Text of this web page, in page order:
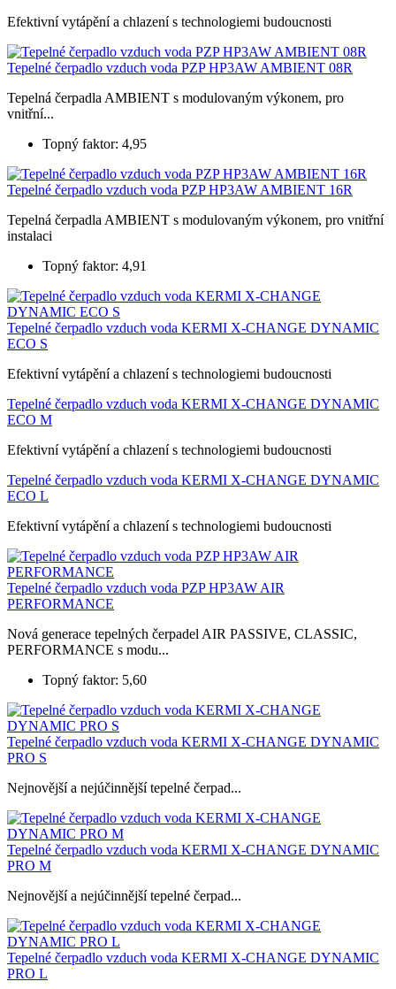
Efektivní vytápění a chlazení s technologiemi budoucnosti
Tepelné čerpadlo vzduch voda PZP HP3AW AMBIENT 08R
Tepelná čerpadla AMBIENT s modulovaným výkonem, pro
vnitřní...
Topný faktor: 4,95
Tepelné čerpadlo vzduch voda PZP HP3AW AMBIENT 16R
Tepelná čerpadla AMBIENT s modulovaným výkonem, pro vnitřní
instalaci
Topný faktor: 4,91
Tepelné čerpadlo vzduch voda KERMI X-CHANGE DYNAMIC
ECO S
Efektivní vytápění a chlazení s technologiemi budoucnosti
Tepelné čerpadlo vzduch voda KERMI X-CHANGE DYNAMIC
ECO M
Efektivní vytápění a chlazení s technologiemi budoucnosti
Tepelné čerpadlo vzduch voda KERMI X-CHANGE DYNAMIC
ECO L
Efektivní vytápění a chlazení s technologiemi budoucnosti
Tepelné čerpadlo vzduch voda PZP HP3AW AIR
PERFORMANCE
Nová generace tepelných čerpadel AIR PASSIVE, CLASSIC,
PERFORMANCE s modu...
Topný faktor: 5,60
Tepelné čerpadlo vzduch voda KERMI X-CHANGE DYNAMIC
PRO S
Nejnovější a nejúčinnější tepelné čerpad...
Tepelné čerpadlo vzduch voda KERMI X-CHANGE DYNAMIC
PRO M
Nejnovější a nejúčinnější tepelné čerpad...
Tepelné čerpadlo vzduch voda KERMI X-CHANGE DYNAMIC
PRO L